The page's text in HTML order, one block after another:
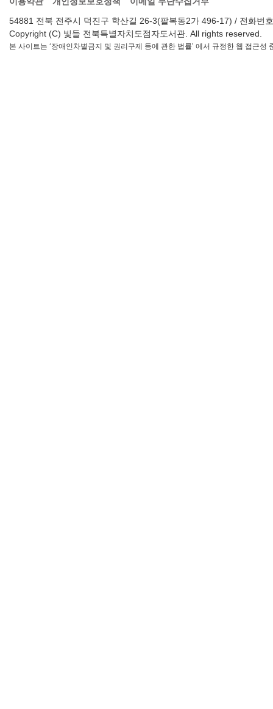
54881 전북 전주시 덕진구 학산길 26-3(팔복동2가 496-17) / 전화
Copyright (C) 빛들 전북특별자치도점자도서관. All rights reserved.
본 사이트는 ‘장애인차별금지 및 권리구제 등에 관한 법률’ 에서 규정한 웹 접근